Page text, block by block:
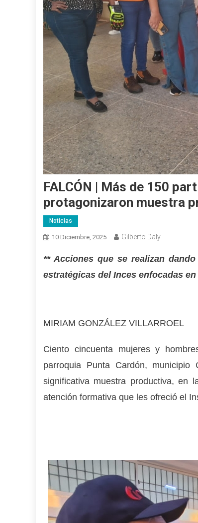
FALCÓN | Más de 150
protagonizaron muestra
Noticias
10 Diciembre, 2025 Gilberto Daly
** Acciones que se realizan
estratégicas del Inces enfocadas
MIRIAM GONZÁLEZ VILLARROEL
Ciento cincuenta mujeres y
parroquia Punta Cardón,
significativa muestra productiva, en
atención formativa que les ofreció el